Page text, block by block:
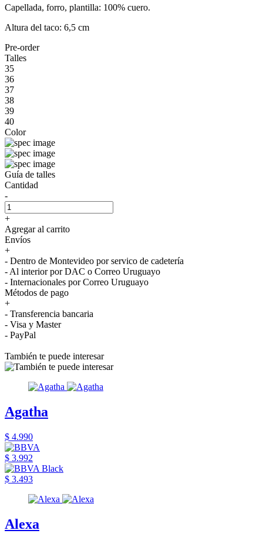
Capellada, forro, plantilla: 100% cuero.
Altura del taco: 6,5 cm
Pre-order
Talles
35
36
37
38
39
40
Color
Guía de talles
Cantidad
-
+
Agregar al carrito
Envíos
+
- Dentro de Montevideo por servico de cadetería
- Al interior por DAC o Correo Uruguayo
- Internacionales por Correo Uruguayo
Métodos de pago
+
- Transferencia bancaria
- Visa y Master
- PayPal
También te puede interesar
Agatha
$ 4.990
$ 3.992
$ 3.493
Alexa